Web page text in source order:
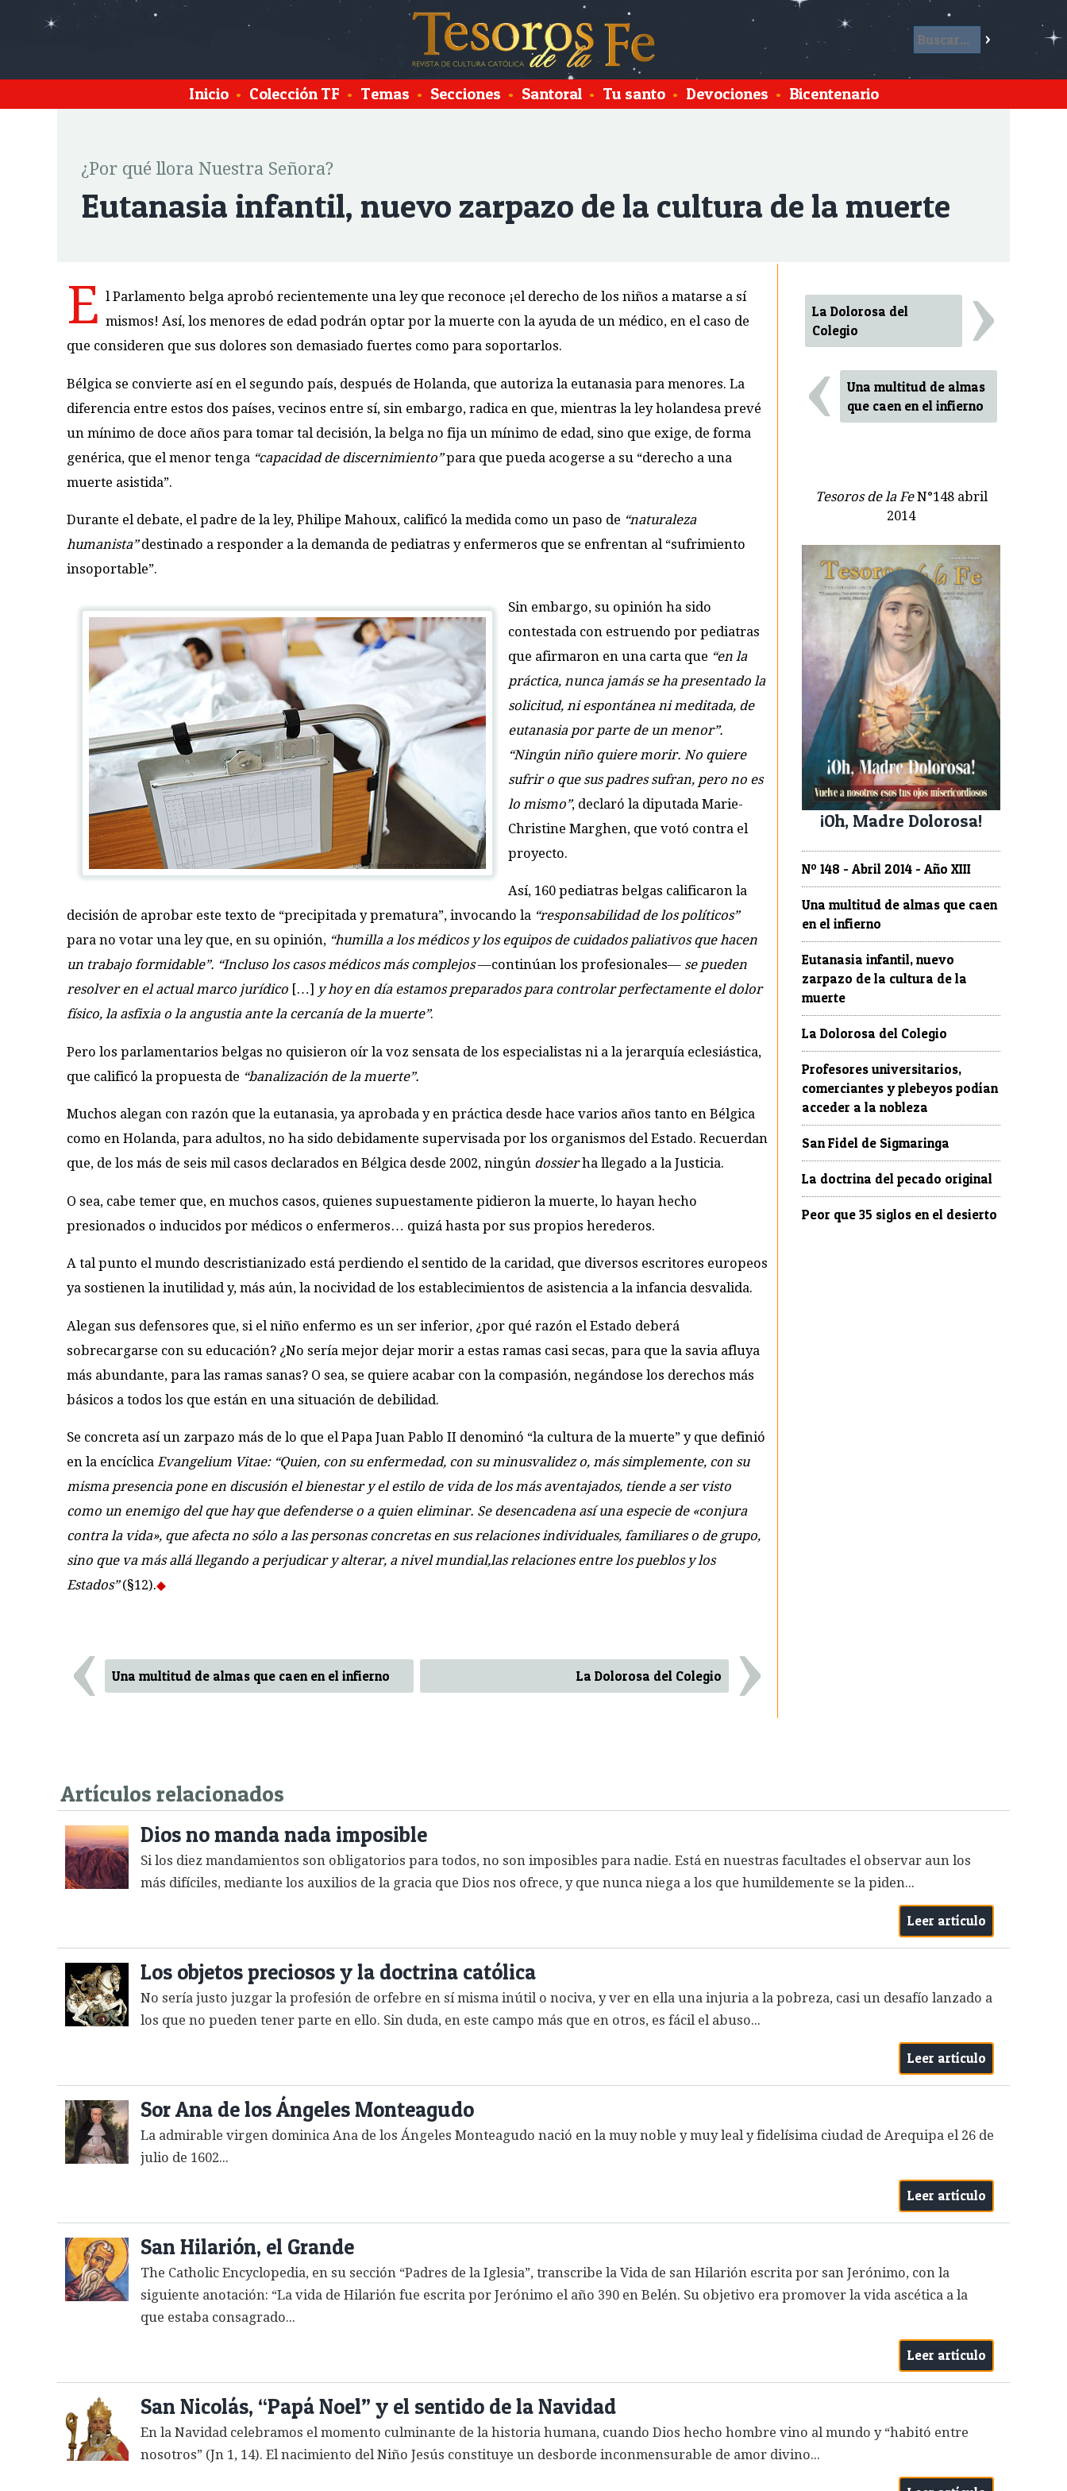
Inicio • Colección TF • Temas • Secciones • Santoral • Tu santo • Devociones • Bicentenario
¿Por qué llora Nuestra Señora?
Eutanasia infantil, nuevo zarpazo de la cultura de la muerte
E l Parlamento belga aprobó recientemente una ley que reconoce ¡el derecho de los niños a matarse a sí
mismos! Así, los menores de edad podrán optar por la muerte con la ayuda de un médico, en el caso de
que consideren que sus dolores son demasiado fuertes como para soportarlos.
Bélgica se convierte así en el segundo país, después de Holanda, que autoriza la eutanasia para menores. La
diferencia entre estos dos países, vecinos entre sí, sin embargo, radica en que, mientras la ley holandesa prevé
un mínimo de doce años para tomar tal decisión, la belga no fija un mínimo de edad, sino que exige, de forma
genérica, que el menor tenga “capacidad de discernimiento”para que pueda acogerse a su “derecho a una
muerte asistida”.
Durante el debate, el padre de la ley, Philipe Mahoux, calificó la medida como un paso de “naturaleza
humanista”destinado a responder a la demanda de pediatras y enfermeros que se enfrentan al “sufrimiento
insoportable”.
Sin embargo, su opinión ha sido
contestada con estruendo por pediatras
que afirmaron en una carta que “en la
práctica, nunca jamás se ha presentado la
solicitud, ni espontánea ni meditada, de
eutanasia por parte de un menor”.
“Ningún niño quiere morir. No quiere
sufrir o que sus padres sufran, pero no es
lo mismo”, declaró la diputada Marie-
Christine Marghen, que votó contra el
proyecto.
Así, 160 pediatras belgas calificaron la
decisión de aprobar este texto de “precipitada y prematura”, invocando la “responsabilidad de los políticos”
para no votar una ley que, en su opinión, “humilla a los médicos y los equipos de cuidados paliativos que hacen
un trabajo formidable”. “Incluso los casos médicos más complejos—continúan los profesionales— se pueden
resolver en el actual marco jurídico […] y hoy en día estamos preparados para controlar perfectamente el dolor
físico, la asfixia o la angustia ante la cercanía de la muerte”.
Pero los parlamentarios belgas no quisieron oír la voz sensata de los especialistas ni a la jerarquía eclesiástica,
que calificó la propuesta de “banalización de la muerte”.
Muchos alegan con razón que la eutanasia, ya aprobada y en práctica desde hace varios años tanto en Bélgica
como en Holanda, para adultos, no ha sido debidamente supervisada por los organismos del Estado. Recuerdan
que, de los más de seis mil casos declarados en Bélgica desde 2002, ningún dossierha llegado a la Justicia.
O sea, cabe temer que, en muchos casos, quienes supuestamente pidieron la muerte, lo hayan hecho
presionados o inducidos por médicos o enfermeros… quizá hasta por sus propios herederos.
A tal punto el mundo descristianizado está perdiendo el sentido de la caridad, que diversos escritores europeos
ya sostienen la inutilidad y, más aún, la nocividad de los establecimientos de asistencia a la infancia desvalida.
Alegan sus defensores que, si el niño enfermo es un ser inferior, ¿por qué razón el Estado deberá
sobrecargarse con su educación? ¿No sería mejor dejar morir a estas ramas casi secas, para que la savia afluya
más abundante, para las ramas sanas? O sea, se quiere acabar con la compasión, negándose los derechos más
básicos a todos los que están en una situación de debilidad.
Se concreta así un zarpazo más de lo que el Papa Juan Pablo II denominó “la cultura de la muerte” y que definió
en la encíclica Evangelium Vitae: “Quien, con su enfermedad, con su minusvalidez o, más simplemente, con su
misma presencia pone en discusión el bienestar y el estilo de vida de los más aventajados, tiende a ser visto
como un enemigo del que hay que defenderse o a quien eliminar. Se desencadena así una especie de «conjura
contra la vida», que afecta no sólo a las personas concretas en sus relaciones individuales, familiares o de grupo,
sino que va más allá llegando a perjudicar y alterar, a nivel mundial,las relaciones entre los pueblos y los
Estados”(§12).
‹ Una multitud de almas que caen en el infierno La Dolorosa del Colegio ›
La Dolorosa del
Colegio
›
‹
Una multitud de almas
que caen en el infierno
Tesoros de la FeN°148 abril
2014
¡Oh, Madre Dolorosa!
Nº 148 - Abril 2014 - Año XIII
Una multitud de almas que caen
en el infierno
Eutanasia infantil, nuevo
zarpazo de la cultura de la
muerte
La Dolorosa del Colegio
Profesores universitarios,
comerciantes y plebeyos podían
acceder a la nobleza
San Fidel de Sigmaringa
La doctrina del pecado original
Peor que 35 siglos en el desierto
Artículos relacionados
Dios no manda nada imposible
Si los diez mandamientos son obligatorios para todos, no son imposibles para nadie. Está en nuestras facultades el observar aun los
más difíciles, mediante los auxilios de la gracia que Dios nos ofrece, y que nunca niega a los que humildemente se la piden...
Leer artículo
Los objetos preciosos y la doctrina católica
No sería justo juzgar la profesión de orfebre en sí misma inútil o nociva, y ver en ella una injuria a la pobreza, casi un desafío lanzado a
los que no pueden tener parte en ello. Sin duda, en este campo más que en otros, es fácil el abuso...
Leer artículo
Sor Ana de los Ángeles Monteagudo
La admirable virgen dominica Ana de los Ángeles Monteagudo nació en la muy noble y muy leal y fidelísima ciudad de Arequipa el 26 de
julio de 1602...
Leer artículo
San Hilarión, el Grande
The Catholic Encyclopedia, en su sección “Padres de la Iglesia”, transcribe la Vida de san Hilarión escrita por san Jerónimo, con la
siguiente anotación: “La vida de Hilarión fue escrita por Jerónimo el año 390 en Belén. Su objetivo era promover la vida ascética a la
que estaba consagrado...
Leer artículo
San Nicolás, “Papá Noel” y el sentido de la Navidad
En la Navidad celebramos el momento culminante de la historia humana, cuando Dios hecho hombre vino al mundo y “habitó entre
nosotros” (Jn 1, 14). El nacimiento del Niño Jesús constituye un desborde inconmensurable de amor divino...